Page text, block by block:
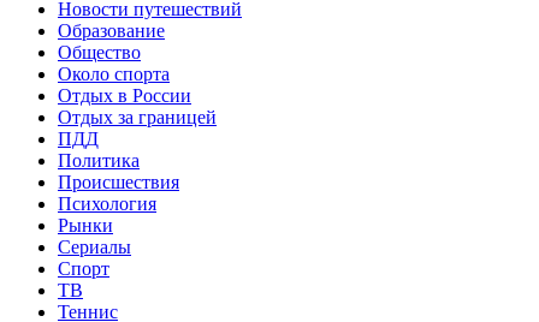
Новости путешествий
Образование
Общество
Около спорта
Отдых в России
Отдых за границей
ПДД
Политика
Происшествия
Психология
Рынки
Сериалы
Спорт
ТВ
Теннис